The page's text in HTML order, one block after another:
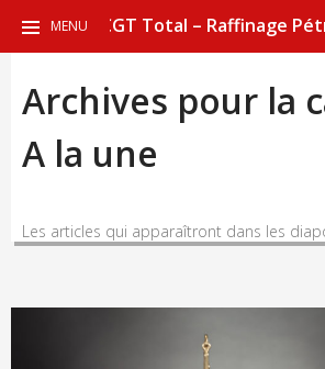
CGT Total – Raffinage
MENU
AU
PRINCIPAL
Archives pour la
A la une
Les articles qui apparaîtront dans les